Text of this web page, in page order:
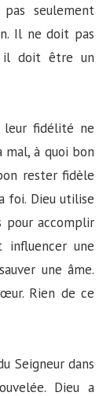
seulement
Il ne doit pas
il doit être un
leur fidélité ne
mal, à quoi bon
rester fidèle
foi. Dieu utilise
pour accomplir
influencer une
une âme.
Rien de ce
Seigneur dans
Dieu a